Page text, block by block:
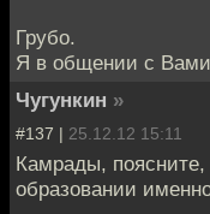
Грубо.
Я в общении с Вами
Чугункин »
#137 | 25.12.12 15:11
Камрады,
образовании